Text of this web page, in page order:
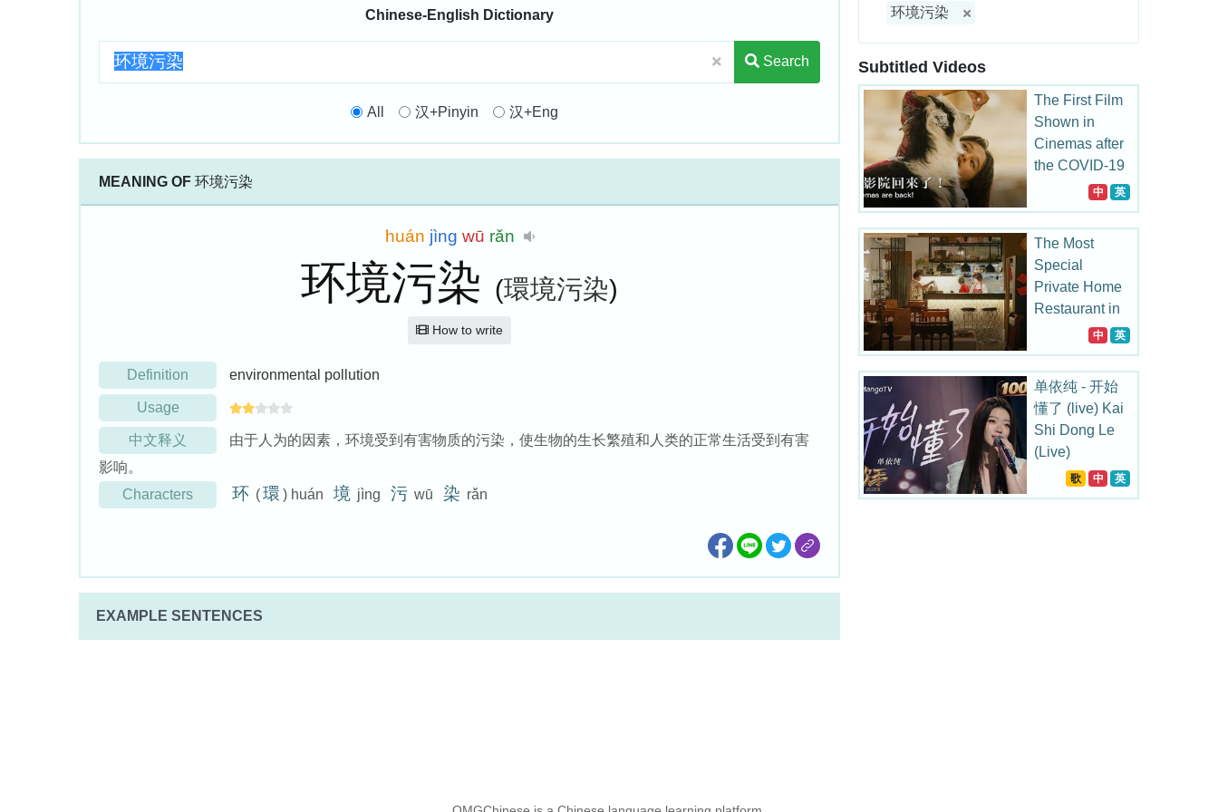
Chinese-English Dictionary
Search
All 汉+Pinyin 汉+Eng
MEANING OF 环境污染
huán jìng wū rǎn
环境污染 (環境污染)
How to write
Definition environmental pollution
Usage
中文释义
由于人为的因素，环境受到有害物质的污染，使生物的生长繁殖和人类的正常生活受到有害
影响。
Characters
环 (環 ) huán 境 jìng 污 wū 染 rǎn
EXAMPLE SENTENCES
环境污染
Subtitled Videos
The First Film
Shown in
Cinemas after
the COVID-19
Outbreak in
China
中 英
The Most
Special
Private Home
Restaurant in
中 英
单依纯 - 开始
懂了 (live) Kai
Shi Dong Le
(Live)
歌 中 英